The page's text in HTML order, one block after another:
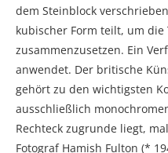
dem Steinblock
kubischer Form teilt, um
zusammenzusetzen. Ein
anwendet. Der britische
gehört zu den wichtigsten
ausschließlich
Rechteck zugrunde liegt,
Fotograf Hamish Fulton (*